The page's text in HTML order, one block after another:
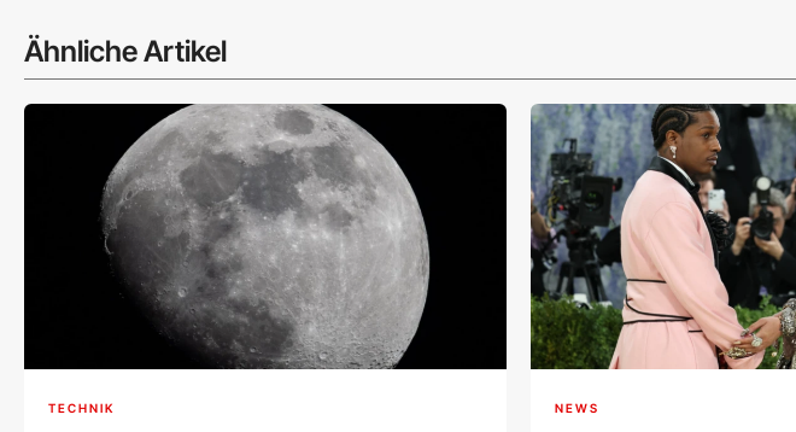
Ähnliche Artikel
TECHNIK NEWS